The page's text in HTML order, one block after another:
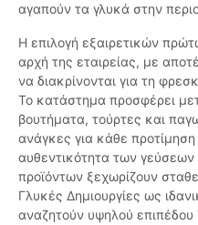
αγαπούν τα γλυκά στην
Η επιλογή εξαιρετικών
αρχή της εταιρείας, με
να διακρίνονται για τη
Το κατάστημα προσφέρει
βουτήματα, τούρτες και
ανάγκες για κάθε
αυθεντικότητα των γεύσεων
προϊόντων ξεχωρίζουν
Γλυκές Δημιουργίες ως
αναζητούν υψηλού επιπέδου